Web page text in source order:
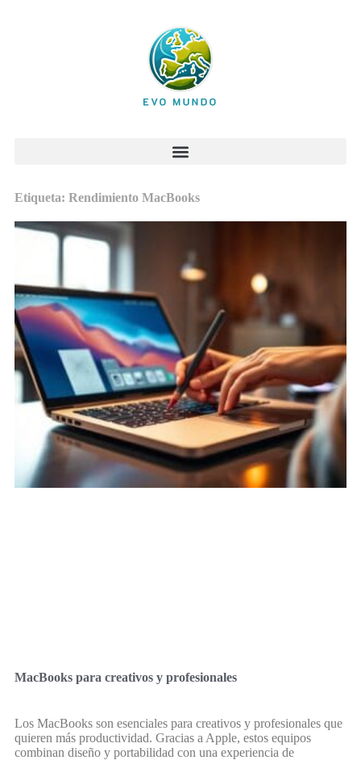
Etiqueta: Rendimiento MacBooks
MacBooks para creativos y profesionales
Los MacBooks son esenciales para creativos y profesionales que
quieren más productividad. Gracias a Apple, estos equipos
combinan diseño y portabilidad con una experiencia de